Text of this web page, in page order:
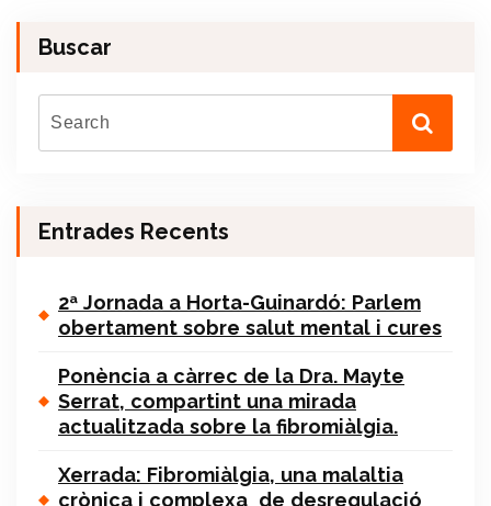
Buscar
Entrades Recents
2ª Jornada a Horta-Guinardó: Parlem
obertament sobre salut mental i cures
Ponència a càrrec de la Dra. Mayte
Serrat, compartint una mirada
actualitzada sobre la fibromiàlgia.
Xerrada: Fibromiàlgia, una malaltia
crònica i complexa de desregulació